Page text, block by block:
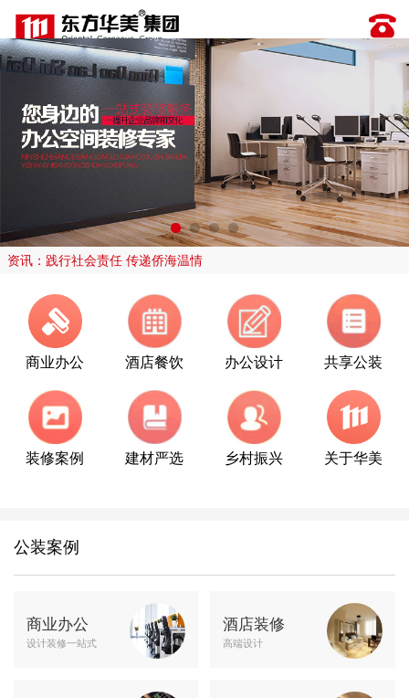
资讯：践行社会责任 传递侨海温情
商业办公 酒店餐饮 办公设计 共享公装
装修案例 建材严选 乡村振兴 关于华美
公装案例
商业办公
设计装修一站式
酒店装修
高端设计